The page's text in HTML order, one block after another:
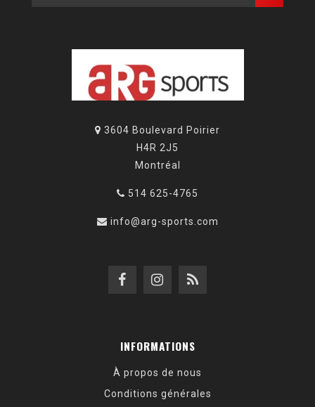
3604 Boulevard Poirier
H4R 2J5
Montréal
514 625-4765
info@arg-sports.com
INFORMATIONS
À propos de nous
Conditions générales